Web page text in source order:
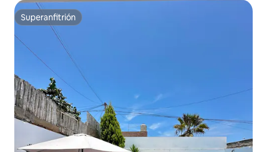
Superanfitrión
Superanfitrión